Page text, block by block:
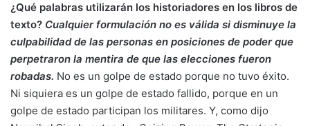
¿Qué palabras utilizarán los historiadores en los libros de
texto? Cualquier formulación no es válida si disminuye la
culpabilidad de las personas en posiciones de poder que
perpetraron la mentira de que las elecciones fueron
robadas. No es un golpe de estado porque no tuvo éxito.
Ni siquiera es un golpe de estado fallido, porque en un
golpe de estado participan los militares. Y, como dijo